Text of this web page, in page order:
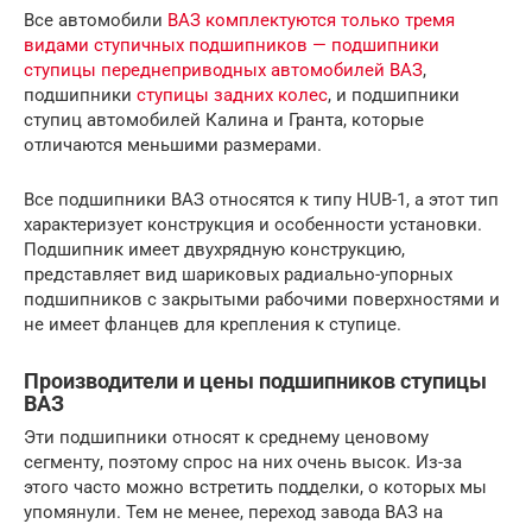
Все автомобили ВАЗ комплектуются только тремя
видами ступичных подшипников — подшипники
ступицы переднеприводных автомобилей ВАЗ,
подшипники ступицы задних колес, и подшипники
ступиц автомобилей Калина и Гранта, которые
отличаются меньшими размерами.
Все подшипники ВАЗ относятся к типу HUB-1, а этот тип
характеризует конструкция и особенности установки.
Подшипник имеет двухрядную конструкцию,
представляет вид шариковых радиально-упорных
подшипников с закрытыми рабочими поверхностями и
не имеет фланцев для крепления к ступице.
Производители и цены подшипников ступицы
ВАЗ
Эти подшипники относят к среднему ценовому
сегменту, поэтому спрос на них очень высок. Из-за
этого часто можно встретить подделки, о которых мы
упомянули. Тем не менее, переход завода ВАЗ на